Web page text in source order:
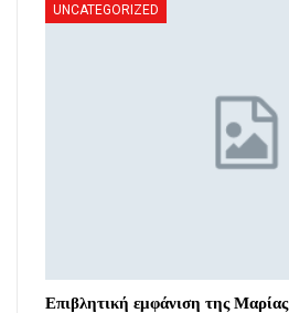
UNCATEGORIZED
Επιβλητική εμφάνιση της